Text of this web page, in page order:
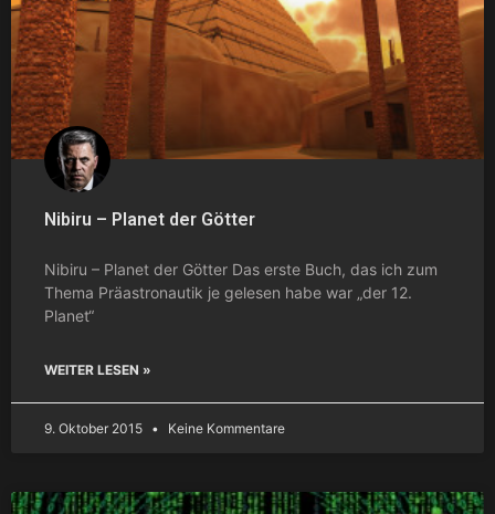
Nibiru – Planet der Götter
Nibiru – Planet der Götter Das erste Buch, das ich zum
Thema Präastronautik je gelesen habe war „der 12.
Planet“
WEITER LESEN »
9. Oktober 2015 Keine Kommentare